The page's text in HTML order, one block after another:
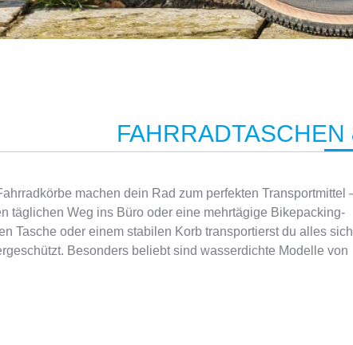
machen dein Rad zum perfekten Transportmittel
täglichen Weg ins Büro oder eine mehrtägige Bikepacking-
Tasche oder einem stabilen Korb transportierst du alles
Besonders beliebt sind wasserdichte Modelle von
bei Pendlern und Reiseradlern bewährt haben. Aber
Lenkertaschen oder große Satteltaschen für sportliche